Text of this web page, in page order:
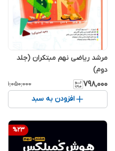
مرشد ریاضی نهم مبتکران (جلد
دوم)
۷۹۸٬۰۰۰ ۱٬۰۵۰٬۰۰۰
افزودن به سبد
%23